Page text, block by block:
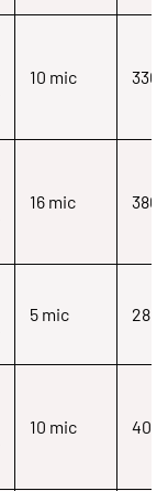
10 mic 330
16 mic 380
5 mic 280
10 mic 400